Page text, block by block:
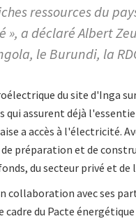
ressources du
», a déclaré Albert
le Burundi, la
du site d'Inga
assurent déjà
a accès à l'électricité.
de préparation et de
du secteur privé et de
collaboration avec ses
cadre du Pacte